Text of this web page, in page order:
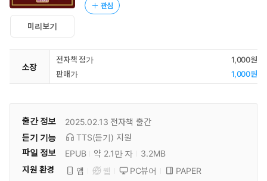
미리보기
관심
소장
전자책 정가
1,000원
판매가
1,000원
출간 정보 2025.02.13 전자책 출간
듣기 기능
TTS(듣기) 지원
파일 정보
EPUB 약 2.1만 자
3.2MB
지원 환경
앱 웹 PC뷰어
PAPER